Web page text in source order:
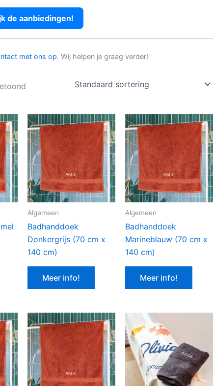
de aanbiedingen!
met ons op. Wij helpen je graag verder!
Algemeen
Badhanddoek
Donkergrijs (70 cm x
140 cm)
Meer info!
Algemeen
Badhanddoek
Marineblauw (70 cm x
140 cm)
Meer info!